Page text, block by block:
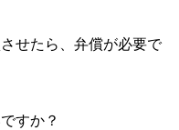
せたら、弁償が必要で
すか？